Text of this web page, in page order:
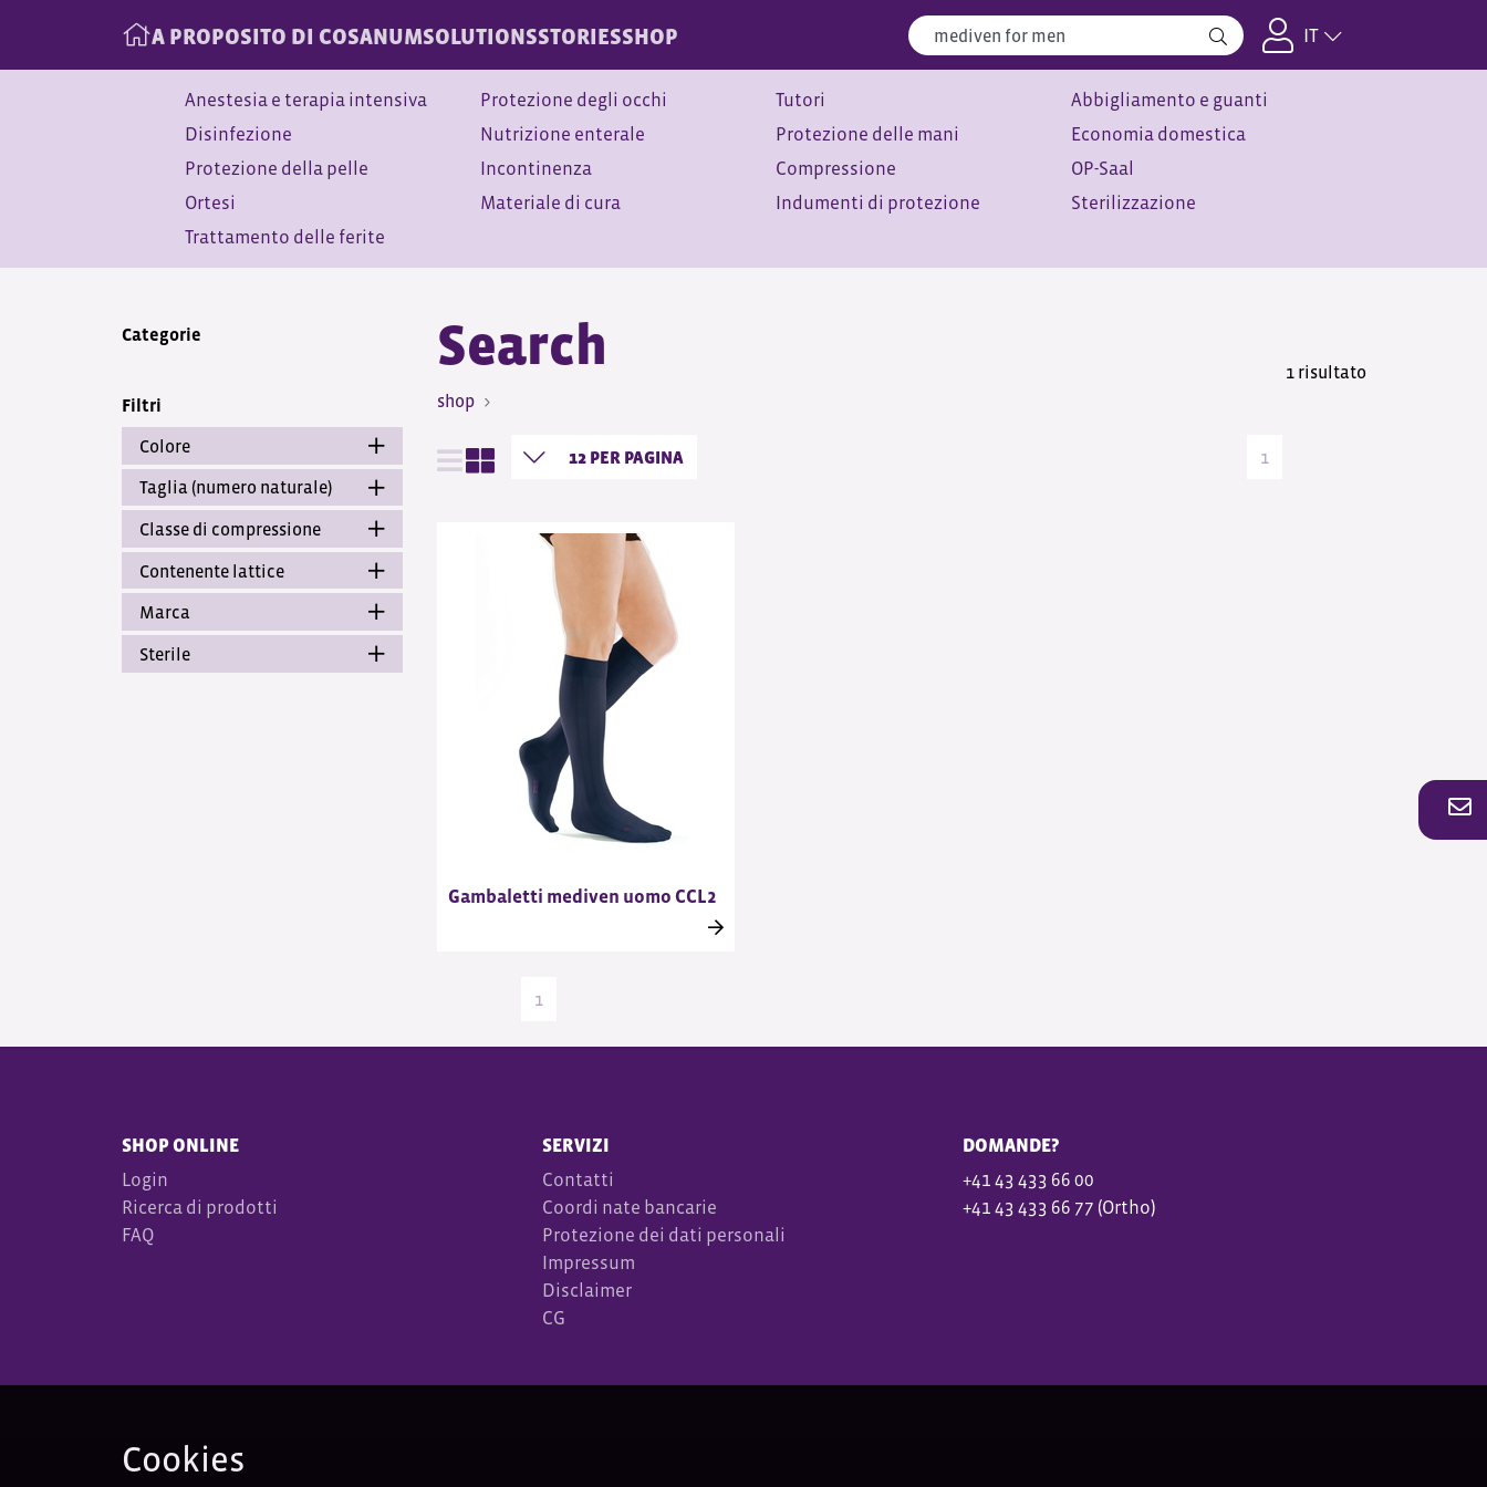
A PROPOSITO DI COSANUMSOLUTIONSSTORIESSHOP IT
Anestesia e terapia intensiva Protezione degli occhi Tutori
Abbigliamento e guanti
Disinfezione
Nutrizione enterale Protezione delle mani
Economia domestica
Protezione della pelle
Incontinenza Compressione
OP-Saal
Ortesi
Materiale di cura Indumenti di protezione
Sterilizzazione
Trattamento delle ferite
Categorie
Filtri
Colore
Taglia (numero naturale)
Classe di compressione
Contenente lattice
Marca
Sterile
Search
shop
1 risultato
1
Gambaletti mediven uomo CCL2
1
SHOP ONLINE
Login
Ricerca di prodotti
FAQ
SERVIZI
Contatti
Coordi nate bancarie
Protezione dei dati personali
Impressum
Disclaimer
CG
DOMANDE?
+41 43 433 66 00
+41 43 433 66 77 (Ortho)
Cookies